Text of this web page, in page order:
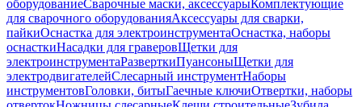
оборудованиеСварочные маски, аксессуарыКомплектующие
для сварочного оборудованияАксессуары для сварки,
пайкиОснастка для электроинструментаОснастка, наборы
оснасткиНасадки для граверовЩетки для
электроинструментаРазверткиПуансоныЩетки для
электродвигателейСлесарный инструментНаборы
инструментовГоловки, битыГаечные ключиОтвертки, наборы